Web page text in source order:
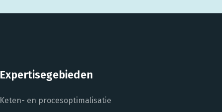
Expertisegebieden
Keten- en procesoptimalisatie